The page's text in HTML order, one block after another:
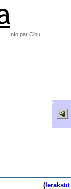
(
Info par Cibu...